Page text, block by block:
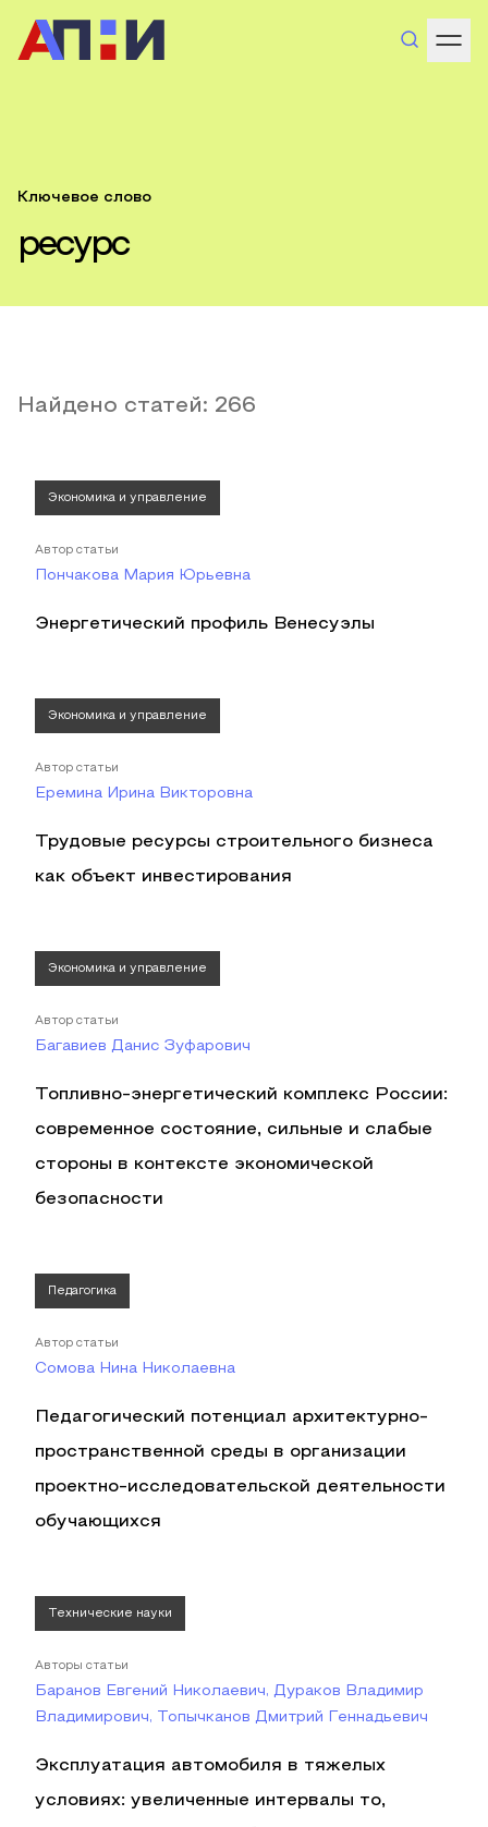
Ключевое слово
ресурс
Найдено статей: 266
Экономика и управление
Автор статьи
Пончакова Мария Юрьевна
Энергетический профиль Венесуэлы
Экономика и управление
Автор статьи
Еремина Ирина Викторовна
Трудовые ресурсы строительного бизнеса
как объект инвестирования
Экономика и управление
Автор статьи
Багавиев Данис Зуфарович
Топливно-энергетический комплекс России:
современное состояние, сильные и слабые
стороны в контексте экономической
безопасности
Педагогика
Автор статьи
Сомова Нина Николаевна
Педагогический потенциал архитектурно-
пространственной среды в организации
проектно-исследовательской деятельности
обучающихся
Технические науки
Авторы статьи
Баранов Евгений Николаевич, Дураков Владимир
Владимирович, Топычканов Дмитрий Геннадьевич
Эксплуатация автомобиля в тяжелых
условиях: увеличенные интервалы то,